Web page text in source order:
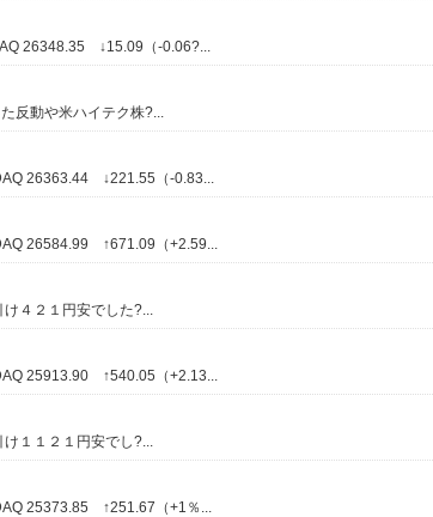
26348.35 ↓15.09（-0.06?...
反動や米ハイテク株?...
26363.44 ↓221.55（-0.83...
26584.99 ↑671.09（+2.59...
４２１円安でした?...
25913.90 ↑540.05（+2.13...
１１２１円安でし?...
25373.85 ↑251.67（+1％...